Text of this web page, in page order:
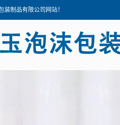
装制品有限公司网站！